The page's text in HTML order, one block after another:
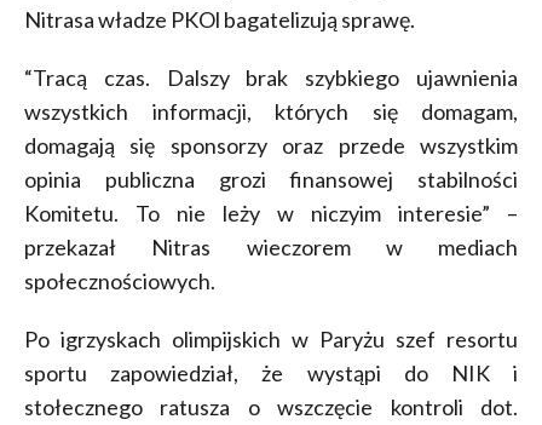
Nitrasa władze PKOl bagatelizują sprawę.
“Tracą czas. Dalszy brak szybkiego ujawnienia
wszystkich informacji, których się domagam,
domagają się sponsorzy oraz przede wszystkim
opinia publiczna grozi finansowej stabilności
Komitetu. To nie leży w niczyim interesie” –
przekazał Nitras wieczorem w mediach
społecznościowych.
Po igrzyskach olimpijskich w Paryżu szef resortu
sportu zapowiedział, że wystąpi do NIK i
stołecznego ratusza o wszczęcie kontroli dot.